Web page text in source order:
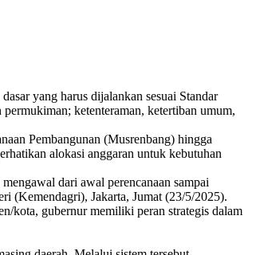
yang harus dijalankan sesuai Standar
ketenteraman, ketertiban umum,
Pembangunan (Musrenbang) hingga
alokasi anggaran untuk kebutuhan
dari awal perencanaan sampai
(Kemendagri), Jakarta, Jumat (23/5/2025).
kota, gubernur memiliki peran strategis dalam